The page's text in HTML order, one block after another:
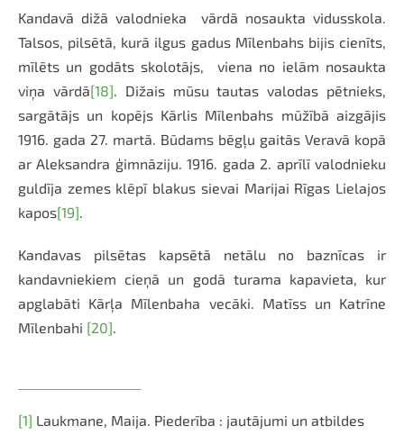
Kandavā dižā valodnieka vārdā nosaukta vidusskola.
Talsos, pilsētā, kurā ilgus gadus Mīlenbahs bijis cienīts,
mīlēts un godāts skolotājs, viena no ielām nosaukta
viņa vārdā[18]. Dižais mūsu tautas valodas pētnieks,
sargātājs un kopējs Kārlis Mīlenbahs mūžībā aizgājis
1916. gada 27. martā. Būdams bēgļu gaitās Veravā kopā
ar Aleksandra ģimnāziju. 1916. gada 2. aprīlī valodnieku
guldīja zemes klēpī blakus sievai Marijai Rīgas Lielajos
kapos[19].
Kandavas pilsētas kapsētā netālu no baznīcas ir
kandavniekiem cieņā un godā turama kapavieta, kur
apglabāti Kārļa Mīlenbaha vecāki. Matīss un Katrīne
Mīlenbahi [20].
[1] Laukmane, Maija. Piederība : jautājumi un atbildes